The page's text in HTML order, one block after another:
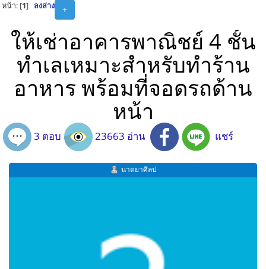
+
หน้า: [1] ลงล่าง
ให้เช่าอาคารพาณิชย์ 4 ชั้น
ทำเลเหมาะสำหรับทำร้าน
อาหาร พร้อมที่จอดรถด้าน
หน้า
3 ตอบ 23663 อ่าน แชร์
นาตยาศิลป